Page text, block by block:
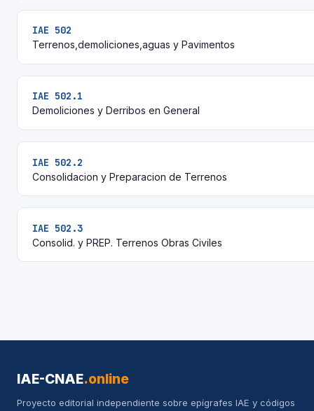
IAE 502
Terrenos,demoliciones,aguas y Pavimentos
IAE 502.1
Demoliciones y Derribos en General
IAE 502.2
Consolidacion y Preparacion de Terrenos
IAE 502.3
Consolid. y PREP. Terrenos Obras Civiles
IAE-CNAE.online
Proyecto editorial independiente sobre epígrafes IAE y códigos